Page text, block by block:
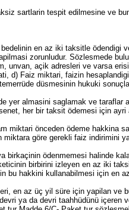
sartlarin tespit edilmesine ve
en az iki taksitle ödendigi
zorunludur. Sözlesmede
unvan, açik adresleri ve varsa
d) Faiz miktari, faizin
düsmesinin hukuki
yer almasini saglamak ve
her bir taksit ödemesi için
miktari önceden ödeme hakkina
miktara göre gerekli faiz indirimini
birkaçinin ödenmemesi halinde
birbirini izleyen en az iki
bu hakkini kullanabilmesi için en
da hizmetin ifa süresi on iki ayi asamaz. Konut ve tatil amaçli tasinmaz mallar için bu süre otuz aydir. Tüketicinin ödemeye iliskin tüm edimlerini yerine getirmesi durumunda, malin teslimi ya da hizmetin ifasi, ödemenin bitimini takiben en geç bir ay içinde yapilmak zorundadir. Kampanyali taksitle satislarda 6/A maddesi hükümleri de uygulanir. Kapıdan satışMadde 8- Kapidan satis; isyeri, fuar, panayir gibi satis mekanlari disinda yapilan satimlardir. Bakanlik, kapidan satis yapacaklarda aranilacak nitelikleri, bu Kanuna tabi olan ve olmayan kapidan satislari ve kapidan satislara iliskin uygulama usul ve esaslarini belirler. Bu tür satislarda; tüketici, teslim aldigi tarihten itibaren yedi gün içinde mali kabul etmekte veya hiçbir gerekçe göstermeden ve hiçbir yükümlülük altina girmeden reddetmekte serbesttir. Hizmetlerin satiminda ise bu süre, sözlesmenin imzalandigi tarihten itibaren baslar. Bu süre dolmadan satici veya saglayici, kapidan satis islemine konu mal veya hizmet karsiliginda tüketiciden herhangi bir isim altinda ödeme yapmasini veya borç altina sokan herhangi bir belge vermesini isteyemez. Satici, cayma bildirimi kendisine ulastigi andan itibaren yirmi gün içerisinde mali geri almakla yükümlüdür. Tüketici, malin mutat kullanimi sebebiyle meydana gelen degisiklik ve bozulmalarindan sorumlu degildir. Taksitle yapilan kapidan satislarda 6/A maddesi, kampanyali kapidan satislarda 7 nci madde hükümleri ayrica uygulanir. Kapidan satislarda saticinin ve saglayicinin yükümlülügü Madde 9- Kapidan satis sözlesmelerinde, sözlesmede bulunmasi gereken diger unsurlara ilave olarak mal veya hizmetin nitelik ve niceligine iliskin açiklayici bilgiler, cayma bildiriminin yapilacagi açik adres ve en az on alti